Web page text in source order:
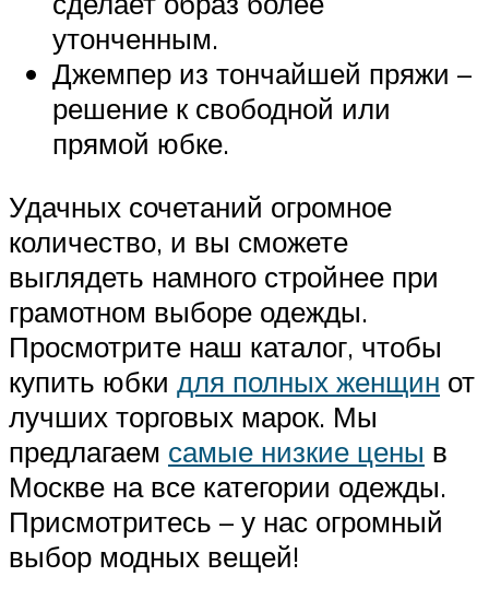
утонченным.
Джемпер из тончайшей пряжи –
решение к свободной или
прямой юбке.
Удачных сочетаний огромное
количество, и вы сможете
выглядеть намного стройнее при
грамотном выборе одежды.
Просмотрите наш каталог, чтобы
купить юбки для полных женщин от
лучших торговых марок. Мы
предлагаем самые низкие цены в
Москве на все категории одежды.
Присмотритесь – у нас огромный
выбор модных вещей!